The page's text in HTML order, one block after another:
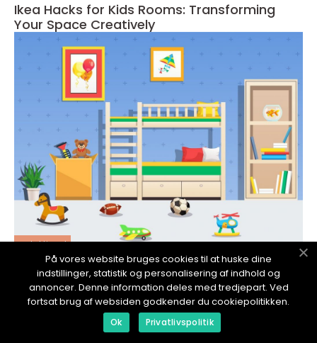
Ikea Hacks for Kids Rooms: Transforming
Your Space Creatively
redaktionel
17. January 2024
Posters för barnrum med djurmotiv är en
populär dekoration för att skapa en rolig
och inspirerande miljö för barn
På vores website bruges cookies til at huske dine
indstillinger, statistik og personalisering af indhold og
annoncer. Denne information deles med tredjepart. Ved
fortsat brug af websiden godkender du cookiepolitikken.
Ok Privatlivspolitik